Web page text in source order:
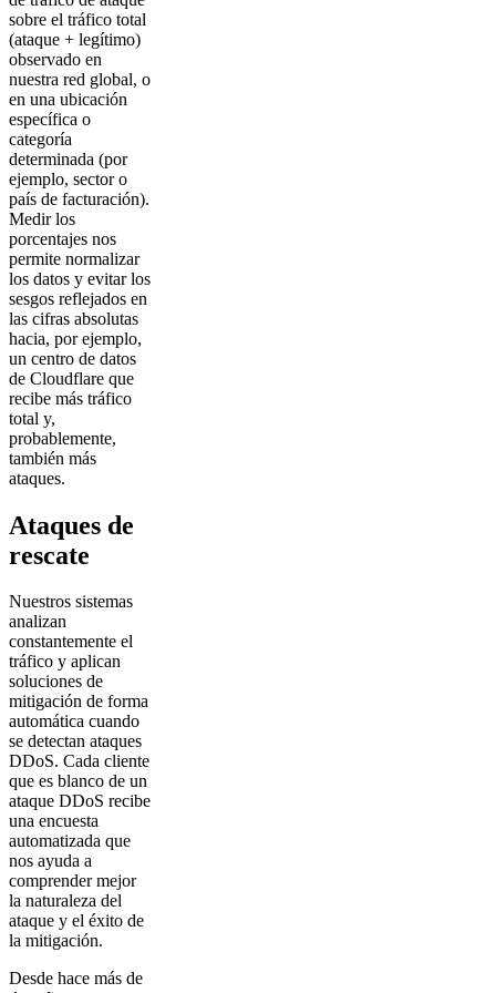
sobre el tráfico total
(ataque + legítimo)
observado en
nuestra red global, o
en una ubicación
específica o
categoría
determinada (por
ejemplo, sector o
país de facturación).
Medir los
porcentajes nos
permite normalizar
los datos y evitar los
sesgos reflejados en
las cifras absolutas
hacia, por ejemplo,
un centro de datos
de Cloudflare que
recibe más tráfico
total y,
probablemente,
también más
ataques.
Ataques de
rescate
Nuestros sistemas
analizan
constantemente el
tráfico y aplican
soluciones de
mitigación de forma
automática cuando
se detectan ataques
DDoS. Cada cliente
que es blanco de un
ataque DDoS recibe
una encuesta
automatizada que
nos ayuda a
comprender mejor
la naturaleza del
ataque y el éxito de
la mitigación.
Desde hace más de